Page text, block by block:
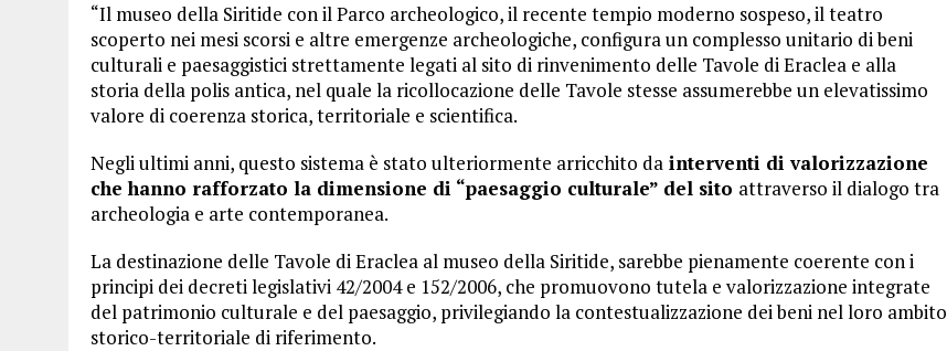
“Il museo della Siritide con il Parco archeologico, il recente tempio moderno sospeso, il teatro
scoperto nei mesi scorsi e altre emergenze archeologiche, configura un complesso unitario di beni
culturali e paesaggistici strettamente legati al sito di rinvenimento delle Tavole di Eraclea e alla
storia della polis antica, nel quale la ricollocazione delle Tavole stesse assumerebbe un elevatissimo
valore di coerenza storica, territoriale e scientifica.
Negli ultimi anni, questo sistema è stato ulteriormente arricchito da interventi di valorizzazione
che hanno rafforzato la dimensione di “paesaggio culturale” del sito attraverso il dialogo tra
archeologia e arte contemporanea.
La destinazione delle Tavole di Eraclea al museo della Siritide, sarebbe pienamente coerente con i
principi dei decreti legislativi 42/2004 e 152/2006, che promuovono tutela e valorizzazione integrate
del patrimonio culturale e del paesaggio, privilegiando la contestualizzazione dei beni nel loro ambito
storico-territoriale di riferimento.